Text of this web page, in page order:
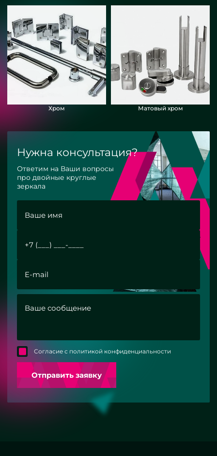
Хром Матовый хром
Нужна консультация?
Ответим на Ваши вопросы
про двойные круглые
зеркала
Согласие с политикой конфиденциальности
Отправить заявку